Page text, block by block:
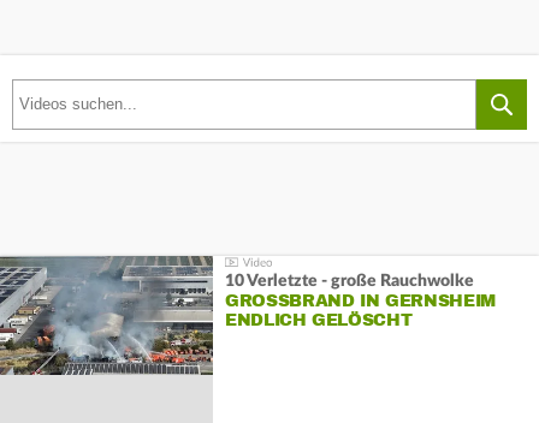
10 Verletzte - große Rauchwolke
GROSSBRAND IN GERNSHEIM E
NDLICH GELÖSCHT